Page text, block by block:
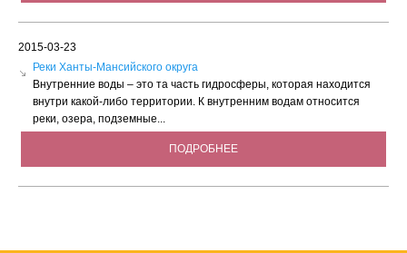
2015-03-23
Реки Ханты-Мансийского округа
Внутренние воды – это та часть гидросферы, которая находится
внутри какой-либо территории. К внутренним водам относится
реки, озера, подземные...
ПОДРОБНЕЕ